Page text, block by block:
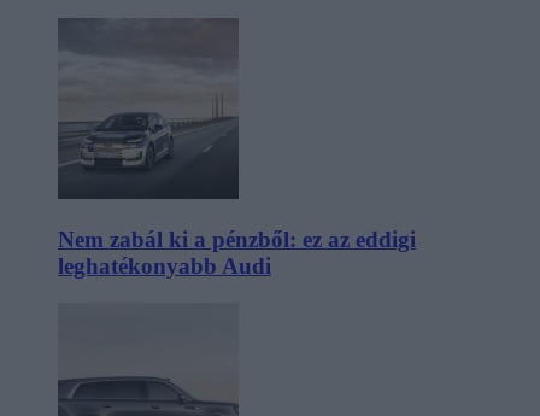
Nem zabál ki a pénzből: ez az eddigi
leghatékonyabb Audi